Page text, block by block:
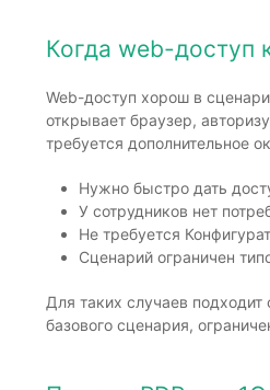
Когда web-доступ
Web-доступ хорош в
открывает браузер,
требуется дополнительное
Нужно быстро дать
У сотрудников нет
Не требуется
Сценарий ограничен
Для таких случаев подходит
базового сценария,